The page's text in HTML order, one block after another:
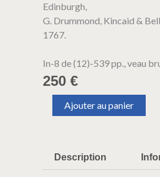
Edinburgh,
G. Drummond, Kincaid &
1767.
In-8 de (12)-539 pp., veau
250 €
Primae
Lineae
Ajouter au panier
Description